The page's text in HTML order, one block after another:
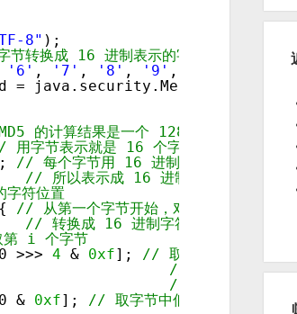
8" );
转换成 16 进制表示的字符
'6' , '7' , '8' , '9' ,
= java.security.MessageDigest
的计算结果是一个 128 位的长整数，
用字节表示就是 16 个字节
// 每个字节用 16 进制表示的话，使用两
// 所以表示成 16 进制需要 32 个字符
符位置
// 从第一个字节开始，对 MD5 的每一个
// 转换成 16 进制字符的转换
i 个字节
>>> 4 & 0xf]; // 取字节中高 4 位的
// >>>
// 为逻辑右移，将
& 0xf]; // 取字节中低 4 位的数字转